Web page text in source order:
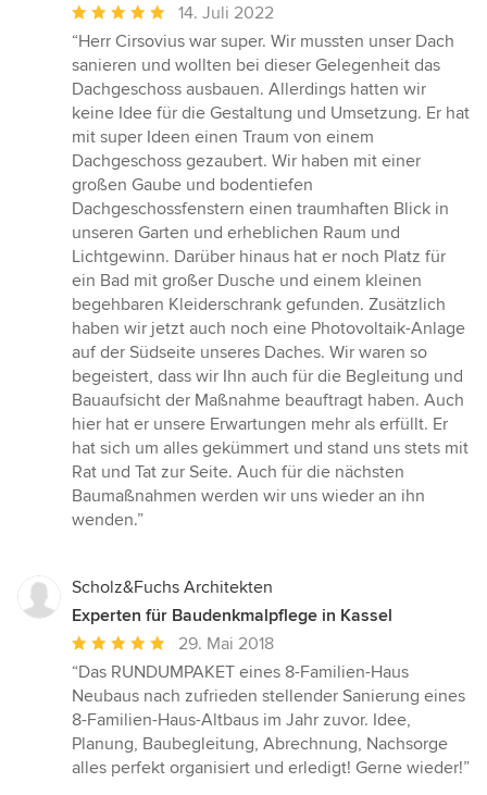
Durchschnittliche
Bewertung:
5
von
5
Sternen
14. Juli 2022
“Herr Cirsovius war super. Wir mussten unser Dach
sanieren und wollten bei dieser Gelegenheit das
Dachgeschoss ausbauen. Allerdings hatten wir
keine Idee für die Gestaltung und Umsetzung. Er hat
mit super Ideen einen Traum von einem
Dachgeschoss gezaubert. Wir haben mit einer
großen Gaube und bodentiefen
Dachgeschossfenstern einen traumhaften Blick in
unseren Garten und erheblichen Raum und
Lichtgewinn. Darüber hinaus hat er noch Platz für
ein Bad mit großer Dusche und einem kleinen
begehbaren Kleiderschrank gefunden. Zusätzlich
haben wir jetzt auch noch eine Photovoltaik-Anlage
auf der Südseite unseres Daches. Wir waren so
begeistert, dass wir Ihn auch für die Begleitung und
Bauaufsicht der Maßnahme beauftragt haben. Auch
hier hat er unsere Erwartungen mehr als erfüllt. Er
hat sich um alles gekümmert und stand uns stets mit
Rat und Tat zur Seite. Auch für die nächsten
Baumaßnahmen werden wir uns wieder an ihn
wenden.”
Scholz&Fuchs Architekten
Experten für Baudenkmalpflege in Kassel
Durchschnittliche
Bewertung:
5
von
5
Sternen
29. Mai 2018
“Das RUNDUMPAKET eines 8-Familien-Haus
Neubaus nach zufrieden stellender Sanierung eines
8-Familien-Haus-Altbaus im Jahr zuvor. Idee,
Planung, Baubegleitung, Abrechnung, Nachsorge
alles perfekt organisiert und erledigt! Gerne wieder!”